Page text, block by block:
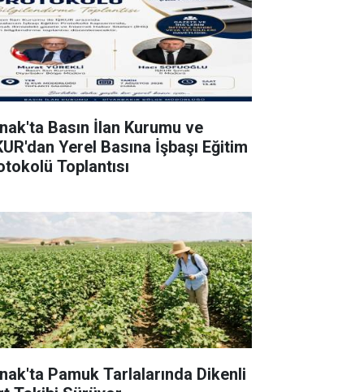
Basın İlan Kurumu ve
Yerel Basına İşbaşı Eğitim
Toplantısı
Pamuk Tarlalarında Dikenli